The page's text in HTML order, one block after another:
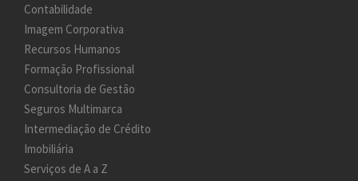
Contabilidade
Imagem Corporativa
Recursos Humanos
Formação Profissional
Consultoria de Gestão
Seguros Multimarca
Intermediação de Crédito
Imobiliária
Serviços de A a Z